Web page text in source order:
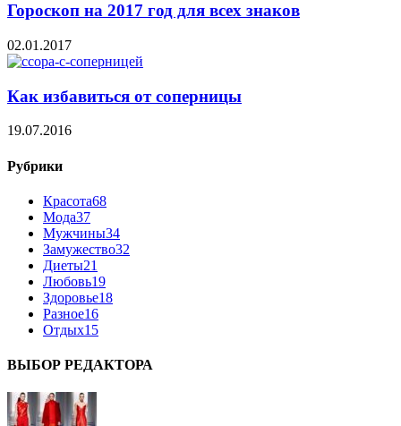
Гороскоп на 2017 год для всех знаков
02.01.2017
Как избавиться от соперницы
19.07.2016
Рубрики
Красота68
Мода37
Мужчины34
Замужество32
Диеты21
Любовь19
Здоровье18
Разное16
Отдых15
ВЫБОР РЕДАКТОРА